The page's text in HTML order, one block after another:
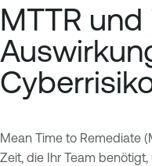
MTTR und
Mean Time to Remediate
Zeit, die Ihr Team